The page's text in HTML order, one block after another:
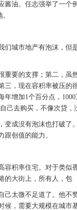
酱油。任志强举了一个
城市地产有泡沫，但
要的支撑；第二，虽
三，现在容积率被压的
增加1个百分点，
己去购买，不像次贷，
成没有泡沫也打破了
创值的能力。
积率住宅。对于类似
的大街上，所有人，包
太微不足道了。他不
候，需要大规模在城市